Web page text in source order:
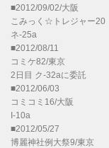
■2012/09/02/大阪
こみっく☆トレジャー20
ネ-25a
■2012/08/11
コミケ82/東京
2日目 ク-32aに委託
■2012/06/03
コミコミ16/大阪
I-10a
■2012/05/27
博麗神社例大祭9/東京